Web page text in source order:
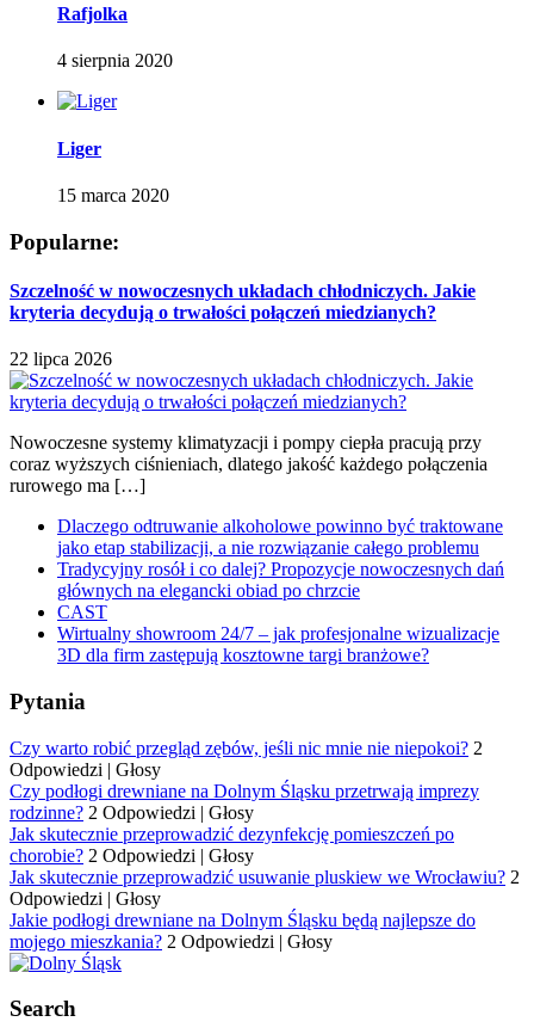
Rafjolka
4 sierpnia 2020
Liger
15 marca 2020
Popularne:
Szczelność w nowoczesnych układach chłodniczych. Jakie
kryteria decydują o trwałości połączeń miedzianych?
22 lipca 2026
Nowoczesne systemy klimatyzacji i pompy ciepła pracują przy
coraz wyższych ciśnieniach, dlatego jakość każdego połączenia
rurowego ma […]
Dlaczego odtruwanie alkoholowe powinno być traktowane
jako etap stabilizacji, a nie rozwiązanie całego problemu
Tradycyjny rosół i co dalej? Propozycje nowoczesnych dań
głównych na elegancki obiad po chrzcie
CAST
Wirtualny showroom 24/7 – jak profesjonalne wizualizacje
3D dla firm zastępują kosztowne targi branżowe?
Pytania
Czy warto robić przegląd zębów, jeśli nic mnie nie niepokoi? 2
Odpowiedzi | Głosy
Czy podłogi drewniane na Dolnym Śląsku przetrwają imprezy
rodzinne? 2 Odpowiedzi | Głosy
Jak skutecznie przeprowadzić dezynfekcję pomieszczeń po
chorobie? 2 Odpowiedzi | Głosy
Jak skutecznie przeprowadzić usuwanie pluskiew we Wrocławiu? 2
Odpowiedzi | Głosy
Jakie podłogi drewniane na Dolnym Śląsku będą najlepsze do
mojego mieszkania? 2 Odpowiedzi | Głosy
Search